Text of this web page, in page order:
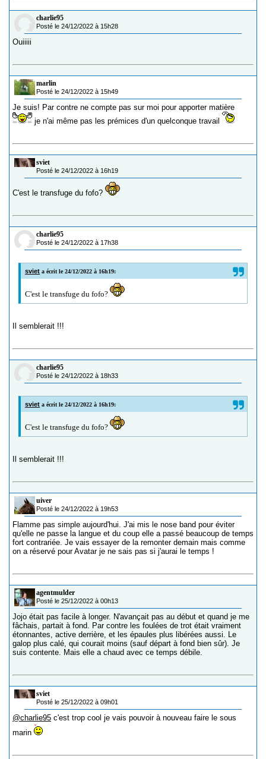
charlie95
Posté le 24/12/2022 à 15h28
Ouiiiii
marlin
Posté le 24/12/2022 à 15h49
Je suis! Par contre ne compte pas sur moi pour apporter matière
je n'ai même pas les prémices d'un quelconque travail
sviet
Posté le 24/12/2022 à 16h19
C'est le transfuge du fofo?
charlie95
Posté le 24/12/2022 à 17h38
sviet a écrit le 24/12/2022 à 16h19:
C'est le transfuge du fofo?
Il semblerait !!!
charlie95
Posté le 24/12/2022 à 18h33
sviet a écrit le 24/12/2022 à 16h19:
C'est le transfuge du fofo?
Il semblerait !!!
uiver
Posté le 24/12/2022 à 19h53
Flamme pas simple aujourd'hui. J'ai mis le nose band pour éviter
qu'elle ne passe la langue et du coup elle a passé beaucoup de temps
fort contrariée. Je vais essayer de la remonter demain mais comme
on a réservé pour Avatar je ne sais pas si j'aurai le temps !
agentmulder
Posté le 25/12/2022 à 00h13
Jojo était pas facile à longer. N'avançait pas au début et quand je me
fâchais, partait à fond. Par contre les foulées de trot était vraiment
étonnantes, active derrière, et les épaules plus libérées aussi. Le
galop plus calé, qui courait moins (sauf départ à fond bien sûr). Je
suis contente. Mais elle a chaud avec ce temps débile.
sviet
Posté le 25/12/2022 à 09h01
@charlie95 c'est trop cool je vais pouvoir à nouveau faire le sous
marin